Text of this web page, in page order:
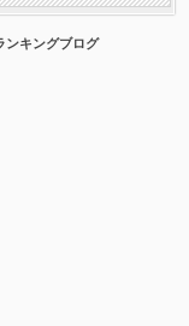
ンキングブログ